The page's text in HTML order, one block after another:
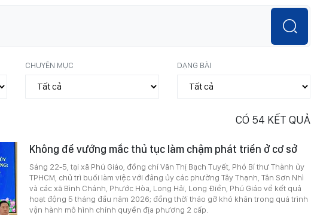
CHUYÊN MỤC DẠNG BÀI
CÓ 54 KẾT QUẢ
Không để vướng mắc thủ tục làm chậm phát triển ở cơ sở
Sáng 22-5, tại xã Phú Giáo, đồng chí Văn Thị Bạch Tuyết, Phó Bí thư Thành ủy
TPHCM, chủ trì buổi làm việc với đảng ủy các phường Tây Thạnh, Tân Sơn Nhì
và các xã Bình Chánh, Phước Hòa, Long Hải, Long Điền, Phú Giáo về kết quả
hoạt động 5 tháng đầu năm 2026; đồng thời tháo gỡ khó khăn trong quá trình
vận hành mô hình chính quyền địa phương 2 cấp.